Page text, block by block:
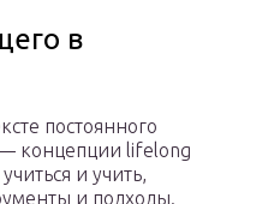
в
постоянного
концепции lifelong
и учить,
и подходы.